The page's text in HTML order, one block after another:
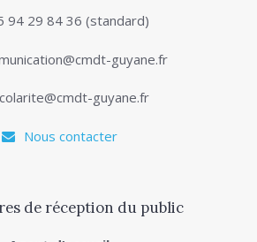
94 29 84 36 (standard)
guyane.fr
guyane.fr
Nous contacter
de réception du public